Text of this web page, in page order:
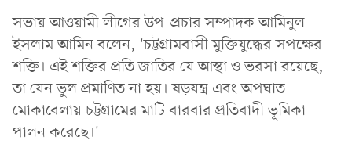
সভায় আওয়ামী লীগের উপ-প্রচার সম্পাদক আমিনুল
ইসলাম আমিন বলেন, 'চট্টগ্রামবাসী মুক্তিযুদ্ধের সপক্ষের
শক্তি। এই শক্তির প্রতি জাতির যে আস্থা ও ভরসা রয়েছে,
তা যেন ভুল প্রমাণিত না হয়। ষড়যন্ত্র এবং অপঘাত
মোকাবেলায় চট্টগ্রামের মাটি বারবার প্রতিবাদী ভূমিকা
পালন করেছে।'